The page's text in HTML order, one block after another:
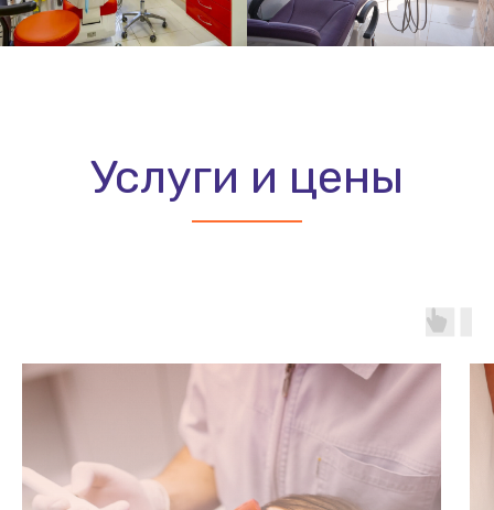
Услуги и цены